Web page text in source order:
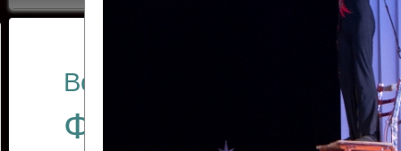
ОТЧЕТЫ ГКЦ
Все отчеты
Финал